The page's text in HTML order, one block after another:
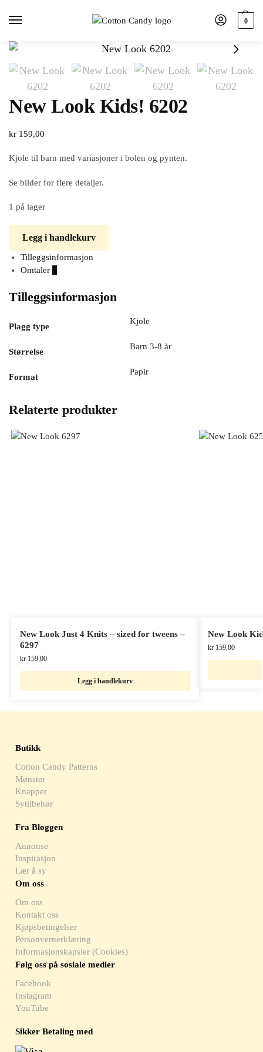
0
New Look Kids! 6202
kr 159,00
Kjole til barn med variasjoner i bolen og pynten.
Se bilder for flere detaljer.
1 på lager
Legg i handlekurv
Tilleggsinformasjon
Omtaler
Tilleggsinformasjon
Plagg type
Kjole
Størrelse
Barn 3-8 år
Format
Papir
Relaterte produkter
New Look Just 4 Knits – sized for tweens –
6297
kr159,00
Legg i handlekurv
New Look
kr159,00
Butikk
Cotton Candy Patterns
Mønster
Knapper
Sytilbehør
Fra Bloggen
Annonse
Inspirasjon
Lær å sy
Om oss
Om oss
Kontakt oss
Kjøpsbetingelser
Personvernerklæring
Informasjonskapsler (Cookies)
Følg oss på sosiale medier
Facebook
Instagram
YouTube
Sikker Betaling med